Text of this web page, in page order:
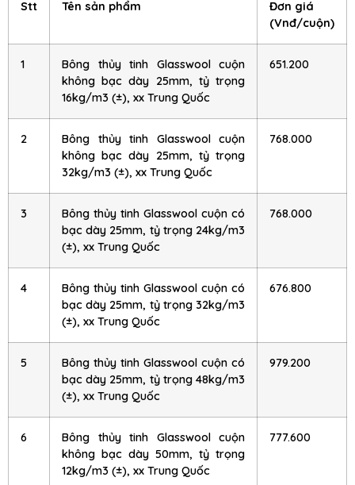
Stt Tên sản phẩm
Đơn giá
(Vnđ/cuộn)
1
Bông thủy tinh Glasswool cuộn
không bạc dày 25mm, tỷ trọng
16kg/m3 (±), xx Trung Quốc
651.200
2
Bông thủy tinh Glasswool cuộn
không bạc dày 25mm, tỷ trọng
32kg/m3 (±), xx Trung Quốc
768.000
3
Bông thủy tinh Glasswool cuộn có
bạc dày 25mm, tỷ trọng 24kg/m3
(±), xx Trung Quốc
768.000
4
Bông thủy tinh Glasswool cuộn có
bạc dày 25mm, tỷ trọng 32kg/m3
(±), xx Trung Quốc
676.800
5
Bông thủy tinh Glasswool cuộn có
bạc dày 25mm, tỷ trọng 48kg/m3
(±), xx Trung Quốc
979.200
6
Bông thủy tinh Glasswool cuộn
không bạc dày 50mm, tỷ trọng
12kg/m3 (±), xx Trung Quốc
777.600